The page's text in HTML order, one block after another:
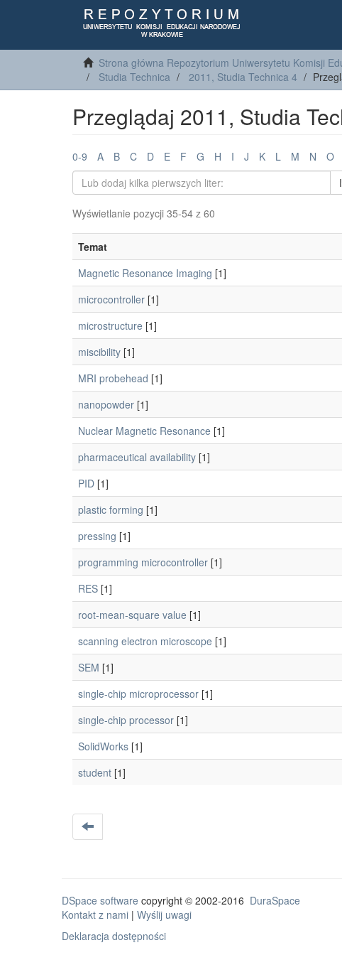
Strona główna Repozytorium Uniwersytetu Komisji
Studia Technica
2011, Studia Technica 4
Przeglądaj 2011, Studia
0-9 A B C D E F G H I J K L M N O
Wyświetlanie pozycji 35-54 z 60
Temat
Magnetic Resonance Imaging [1]
microcontroller [1]
microstructure [1]
miscibility [1]
MRI probehead [1]
nanopowder [1]
Nuclear Magnetic Resonance [1]
pharmaceutical availability [1]
PID [1]
plastic forming [1]
pressing [1]
programming microcontroller [1]
RES [1]
root-mean-square value [1]
scanning electron microscope [1]
SEM [1]
single-chip microprocessor [1]
single-chip processor [1]
SolidWorks [1]
student [1]
DSpace software copyright © 2002-2016 DuraSpace
Kontakt z nami | Wyślij uwagi
Deklaracja dostępności